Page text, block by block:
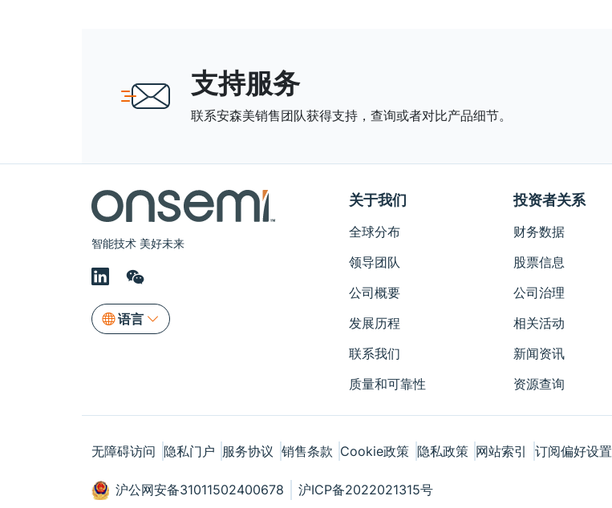
支持服务
联系安森美销售团队获得支持，查询或者对比产品细节。
智能技术 美好未来
语言
关于我们
全球分布
领导团队
公司概要
发展历程
联系我们
质量和可靠性
投资者关系
财务数据
股票信息
公司治理
相关活动
新闻资讯
资源查询
无障碍访问 隐私门户 服务协议 销售条款 Cookie政策 隐私政策 网站索引 订阅偏好设置
沪公网安备31011502400678 沪ICP备2022021315号